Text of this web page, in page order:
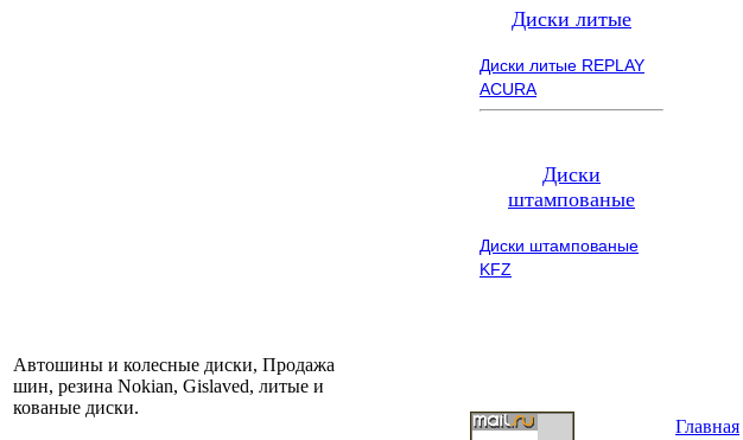
Диски литые
Диски литые REPLAY
ACURA
Диски
штампованые
Диски штампованые
KFZ
Автошины и колесные диски, Продажа
шин, резина Nokian, Gislaved, литые и
кованые диски.
Главная